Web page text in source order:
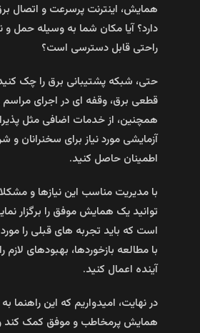
همایش، اینترنت پرسرعت و اتصال
دارد؟ آیا مکان شما به وسیله حمل
راحتی قابل دسترسی است؟
حتی، شبکه پشتیبانی برق را چک
قطعی برق، وقفه‌ ای در اجرای
همچنین، از خدمات اضافی مثل
آزمایشی مورد نیاز برای سخنرانان و
اطمینان حاصل کنید.
با مدیریت مناسب این نیازها و
توانید یک همایش موفق را برگزار
است که باید تجربه‌ های قبلی را
با مطالعه بازخورد‌ها، بهبودهای
آینده اعمال کنید.
در نهایت، امیدواریم که این راهنما
همایش پرمخاطب و موفق کمک کند